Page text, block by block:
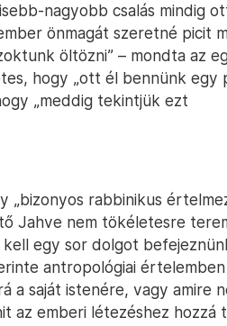
nagyobb csalás mindig
önmagát szeretné picit
öltözni” – mondta az
hogy „ott él bennünk egy
„meddig tekintjük ezt
„bizonyos rabbinikus
Jahve nem tökéletesre
egy sor dolgot
antropológiai értelemben
a saját istenére, vagy amire
az emberi létezéshez hozzá